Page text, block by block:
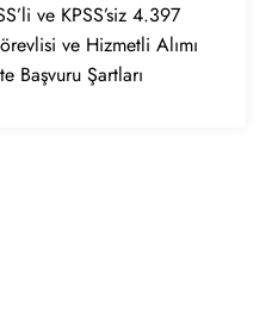
ve KPSS’siz 4.397
ve Hizmetli Alımı
Başvuru Şartları